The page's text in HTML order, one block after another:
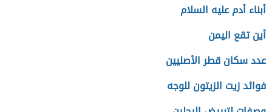
أبناء أدم عليه السلام
أين تقع اليمن
عدد سكان قطر الأصليين
فوائد زيت الزيتون للوجه